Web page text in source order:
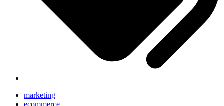
marketing
ecommerce